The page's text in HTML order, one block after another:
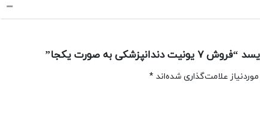
به صورت یکجا”
علامت‌گذاری شده‌اند*